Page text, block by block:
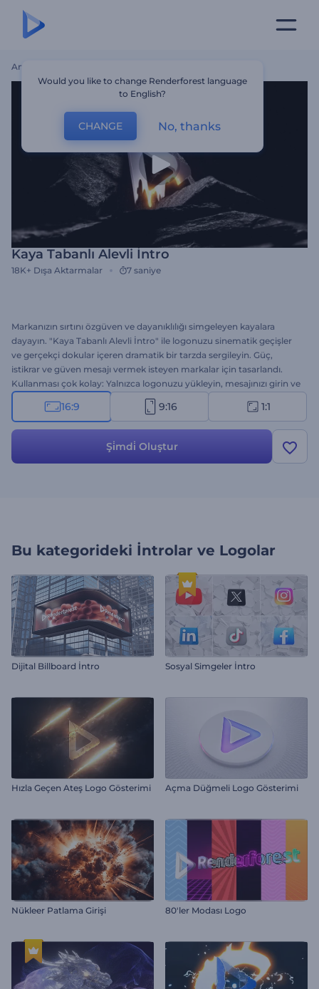
Ana Sayfa
Kaya Tabanlı Alevli İntro
18K+ Dışa Aktarmalar 7 saniye
Markanızın sırtını özgüven ve dayanıklılığı simgeleyen kayalara
dayayın. "Kaya Tabanlı Alevli İntro" ile logonuzu sinematik geçişler
ve gerçekçi dokular içeren dramatik bir tarzda sergileyin. Güç,
istikrar ve güven mesajı vermek isteyen markalar için tasarlandı.
Kullanması çok kolay: Yalnızca logonuzu yükleyin, mesajınızı girin ve
arkaplan müziği ekleyin. Şimdi deneyin ve kaya temalı güçlü bir
logo gösterimi ile markanızı sergileyin!
16:9 9:16 1:1
Şi̇mdi̇ Oluştur
Bu kategorideki İntrolar ve Logolar
Dijital Billboard İntro Sosyal Simgeler İntro
Hızla Geçen Ateş Logo Gösterimi Açma Düğmeli Logo Gösterimi
Nükleer Patlama Girişi 80'ler Modası Logo
Would you like to change Renderforest language
to English?
CHANGE No, thanks